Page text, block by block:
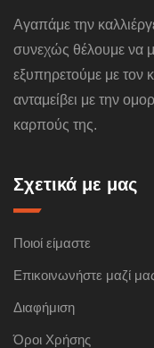
Αγαπάμε την
συνεχώς θέλουμε να
εξυπηρετούμε με τον
ανταμείβει με την
καρπούς της.
Σχετικά με μας
Ποιοί είμαστε
Επικοινωνήστε μαζί
Διαφήμιση
Όροι Χρήσης